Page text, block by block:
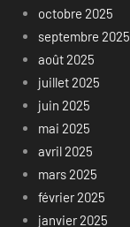
octobre 2025
septembre 2025
août 2025
juillet 2025
juin 2025
mai 2025
avril 2025
mars 2025
février 2025
janvier 2025